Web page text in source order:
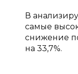
В
самые
снижение
на 33,7%.